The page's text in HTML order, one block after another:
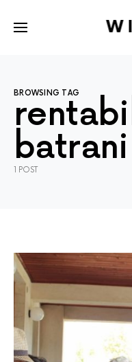
BROWSING TAG
batrani
1 POST